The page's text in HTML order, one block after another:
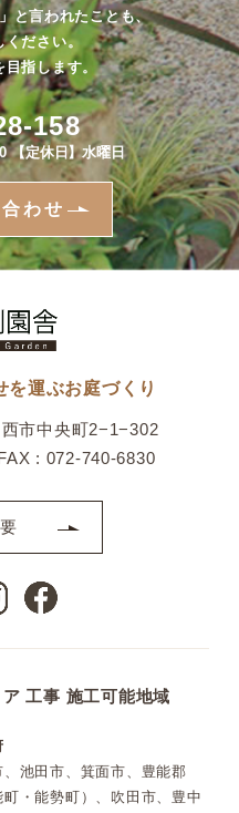
と言われたことも、
ださい。
目指します。
158
【定休日】水曜日
わせ
を運ぶお庭づくり
市中央町2−1−302
: 072-740-6830
工事 施工可能地域
、池田市、箕面市、豊能郡
町・能勢町）、吹田市、豊中